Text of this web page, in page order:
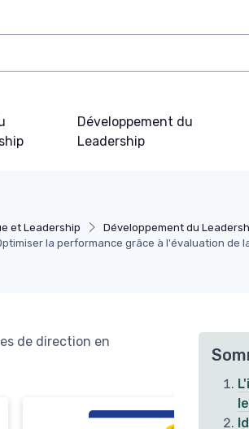
Développement du
Leadership
et Leadership Développement du
la performance grâce à l'évaluation de
de direction en